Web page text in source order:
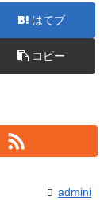
はてブ
コピー
admini